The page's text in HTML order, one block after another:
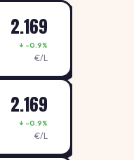
2.169
↓ -0.9%
€/L
2.169
↓ -0.9%
€/L